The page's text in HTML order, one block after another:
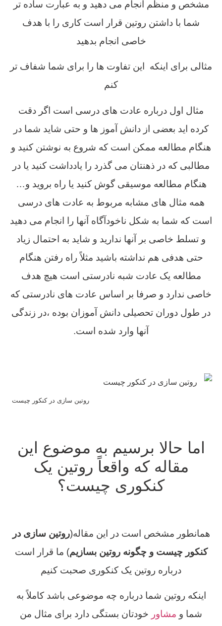
مشخص و منظم انجام می دهید و به عبارت ساده تر
شما با داشتن روتین قرار است کاری را با هدف
خاصی انجام بدهید
مثالی برای اینکه این تفاوت ها را برای شما شفاف تر
کنم
مثال اول درباره عادت های درسی است اگر دقت
کرده اید بعضی از دانش آموز ها و حتی شاید شما در
هنگام مطالعه ممکن است که شروع به نوشتن کنید و
مطالبی که در ذهنتان می گذرد را یادداشت کنید یا در
هنگام مطالعه موسیقی گوش کنید یا راه بروید و…
همه مثال های مشابه مربوط به عادت های درسی
است که شما به شکل ناخودآگاه آنها را انجام می دهید
و تسلط خاصی بر آنها ندارید و شاید به احتمال زیاد
حتی هدفی هم نداشته باشید مثلاً راه رفتن هنگام
مطالعه یک عادت شبه نادرستی است هیچ هدف
خاصی ندارد و صرفا بر اساس عادت های نادرستی که
در طول دوران تحصیلی دانش آموزان بوده ،در زندگی
آنها وارد شده است.
روتین سازی در کنکور چیست
اما حالا برسیم به موضوع این
مقاله که واقعاً روتین یک
کنکوری چیست؟
همانطور مشخص است در این مقاله(روتین سازی در
کنکور چیست و چگونه روتین بسازیم) ما قرار است
درباره روتین یک کنکوری صحبت کنیم
اینکه روتین شما درباره چه موضوعی باشد کاملاً به
شما و مشاور خودتان بستگی دارد برای مثال من